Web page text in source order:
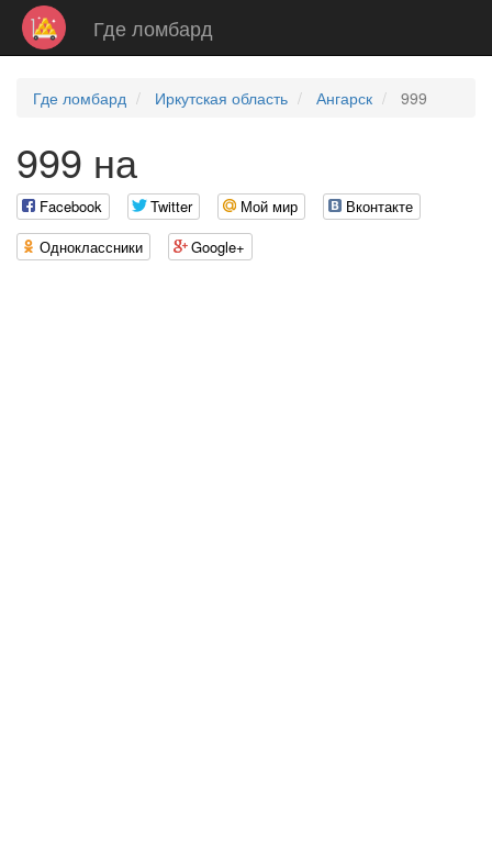
Где ломбард
Где ломбард Иркутская область Ангарск 999
999 на
Facebook Twitter Мой мир
Вконтакте
Одноклассники
Google+